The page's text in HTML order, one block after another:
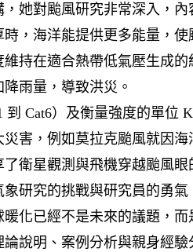
她對颱風研究非常深入，
，海洋能提供更多能量，
持在適合熱帶低氣壓生成
雨量，導致洪災。
到 Cat6）及衡量強度的單
害，例如莫拉克颱風就因
衛星觀測與飛機穿越颱風
研究的挑戰與研究員的勇
化已經不是未來的議題，
說明、案例分析與親身經